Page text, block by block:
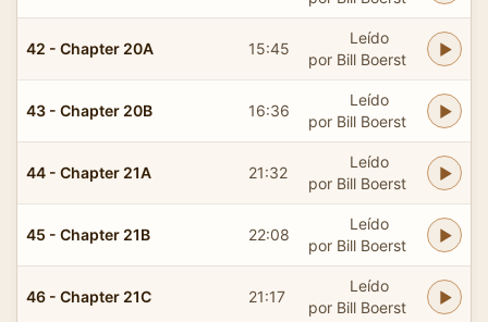
42 - Chapter 20A 15:45
Leído
por Bill Boerst
43 - Chapter 20B 16:36
Leído
por Bill Boerst
44 - Chapter 21A 21:32
Leído
por Bill Boerst
45 - Chapter 21B 22:08
Leído
por Bill Boerst
46 - Chapter 21C 21:17
Leído
por Bill Boerst